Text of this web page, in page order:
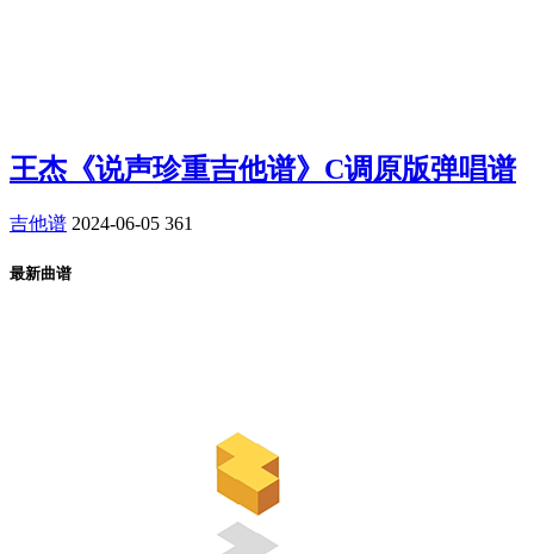
王杰《说声珍重吉他谱》C调原版弹唱谱
吉他谱 2024-06-05 361
最新曲谱